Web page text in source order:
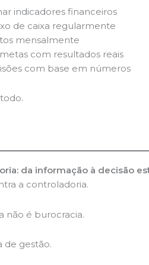
indicadores financeiros
de caixa regularmente
mensalmente
com resultados reais
com base em números
da informação à decisão
a controladoria.
não é burocracia.
de gestão.